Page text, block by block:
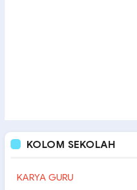
KOLOM SEKOLAH
KARYA GURU